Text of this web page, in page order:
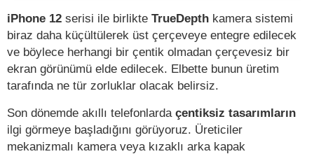
iPhone 12 serisi ile birlikte TrueDepth kamera sistemi
biraz daha küçültülerek üst çerçeveye entegre edilecek
ve böylece herhangi bir çentik olmadan çerçevesiz bir
ekran görünümü elde edilecek. Elbette bunun üretim
tarafında ne tür zorluklar olacak belirsiz.
Son dönemde akıllı telefonlarda çentiksiz tasarımların
ilgi görmeye başladığını görüyoruz. Üreticiler
mekanizmalı kamera veya kızaklı arka kapak